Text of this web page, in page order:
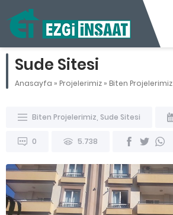
Sude Sitesi
Anasayfa » Projelerimiz » Biten Projelerimiz
Biten Projelerimiz Sude Sitesi
0 5.738